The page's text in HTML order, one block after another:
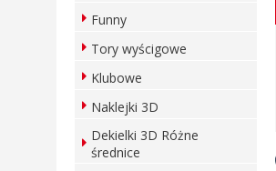
Funny
Tory wyścigowe
Klubowe
Naklejki 3D
Dekielki 3D Różne
średnice